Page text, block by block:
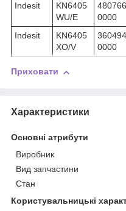
Indesit
KN6405
WU/E
0000
Indesit
KN6405
XO/V
0000
Приховати
Характеристики
Основні атрибути
Виробник
Вид запчастини
Стан
Користувальницькі